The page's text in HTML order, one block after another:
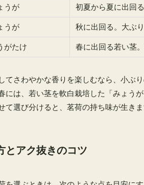
うが 初夏から夏に出回
うが 秋に出回る。大ぶ
がたけ 春に出回る若い茎
てさわやかな香りを楽しむなら、小ぶ
には、若い茎を軟白栽培した「みょう
て選び分けると、茗荷の持ち味が生き
とアク抜きのコツ